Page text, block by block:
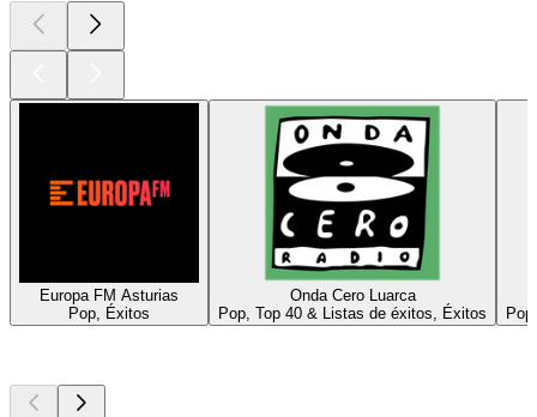
Europa FM Asturias
Pop, Éxitos
Onda Cero Luarca
Pop, Top 40 & Listas de éxitos, Éxitos